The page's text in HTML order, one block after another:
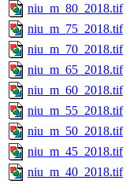
niu_m_80_2018.tif
niu_m_75_2018.tif
niu_m_70_2018.tif
niu_m_65_2018.tif
niu_m_60_2018.tif
niu_m_55_2018.tif
niu_m_50_2018.tif
niu_m_45_2018.tif
niu_m_40_2018.tif